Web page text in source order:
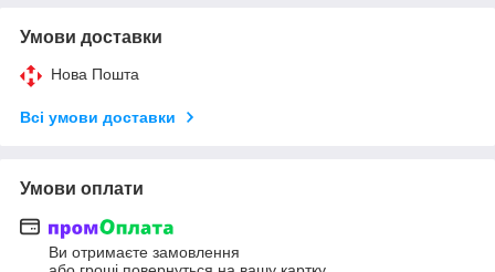
Умови доставки
Нова Пошта
Всі умови доставки
Умови оплати
Ви отримаєте замовлення